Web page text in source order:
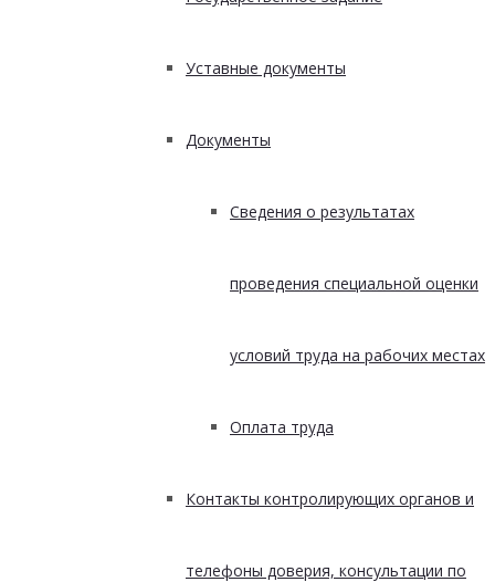
Уставные документы
Документы
Сведения о результатах
проведения специальной оценки
условий труда на рабочих местах
Оплата труда
Контакты контролирующих органов и
телефоны доверия, консультации по